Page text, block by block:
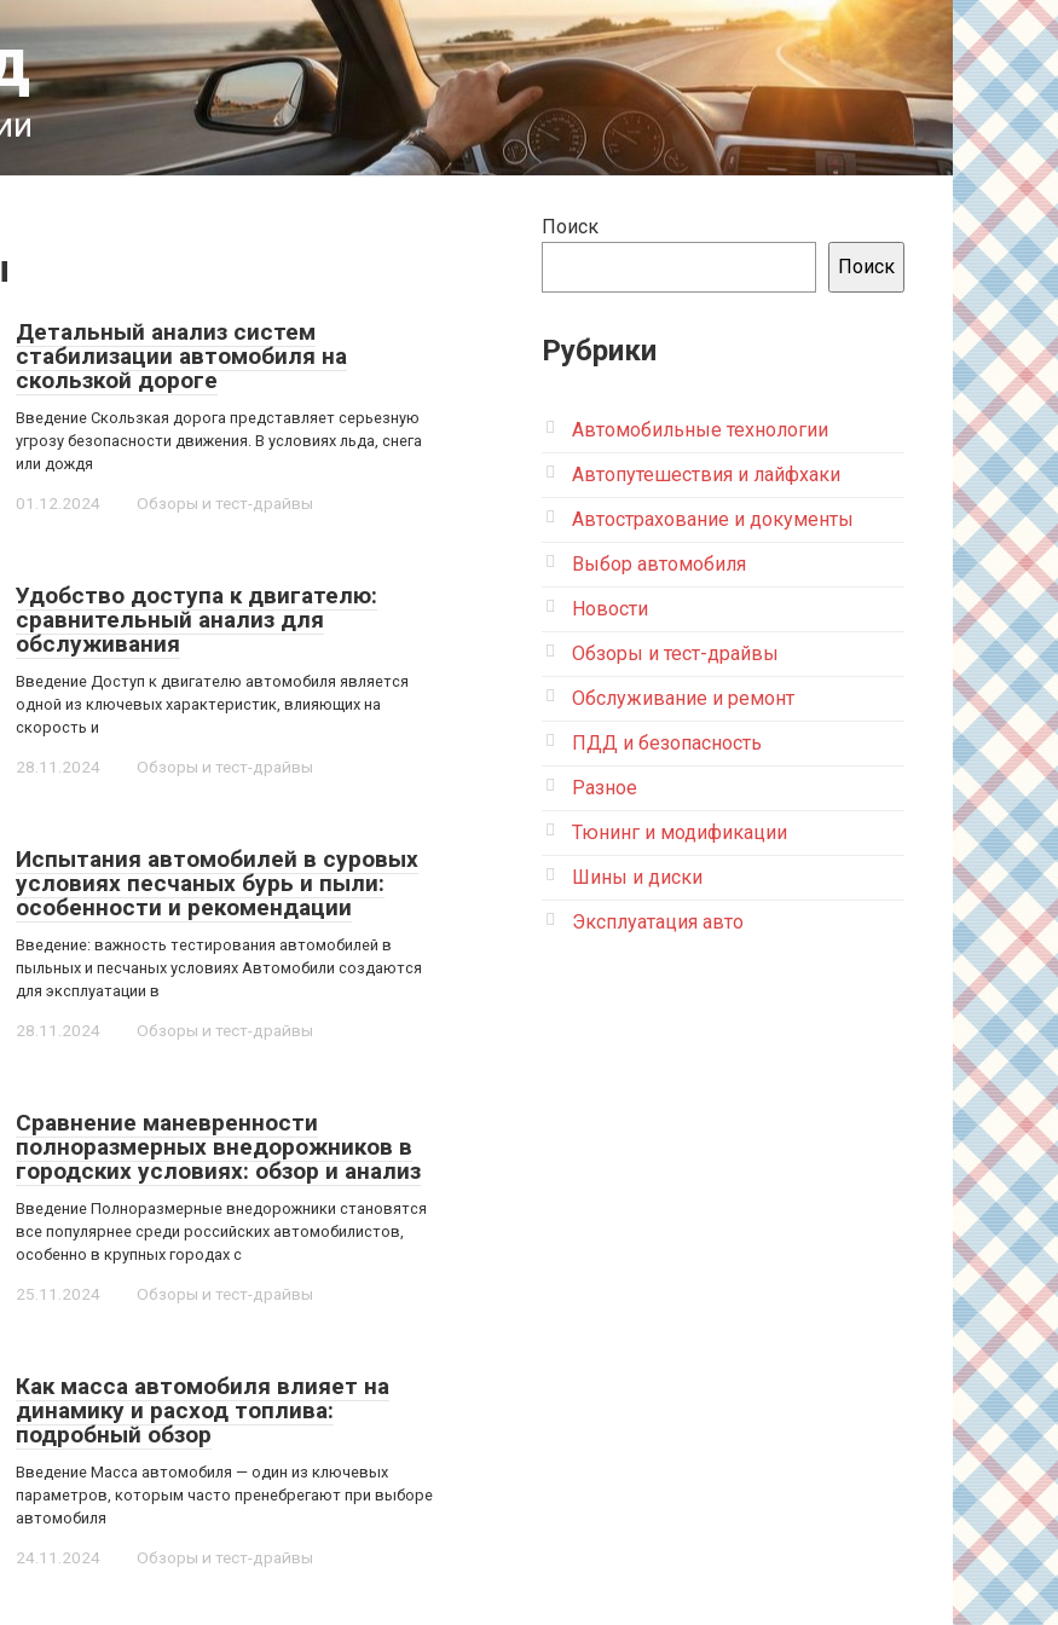
Детальный анализ систем
стабилизации автомобиля на
скользкой дороге
Введение Скользкая дорога представляет серьезную
угрозу безопасности движения. В условиях льда, снега
или дождя
01.12.2024 Обзоры и тест-драйвы
Удобство доступа к двигателю:
сравнительный анализ для
обслуживания
Введение Доступ к двигателю автомобиля является
одной из ключевых характеристик, влияющих на
скорость и
28.11.2024 Обзоры и тест-драйвы
Испытания автомобилей в суровых
условиях песчаных бурь и пыли:
особенности и рекомендации
Введение: важность тестирования автомобилей в
пыльных и песчаных условиях Автомобили создаются
для эксплуатации в
28.11.2024 Обзоры и тест-драйвы
Сравнение маневренности
полноразмерных внедорожников в
городских условиях: обзор и анализ
Введение Полноразмерные внедорожники становятся
все популярнее среди российских автомобилистов,
особенно в крупных городах с
25.11.2024 Обзоры и тест-драйвы
Как масса автомобиля влияет на
динамику и расход топлива:
подробный обзор
Введение Масса автомобиля — один из ключевых
параметров, которым часто пренебрегают при выборе
автомобиля
24.11.2024 Обзоры и тест-драйвы
Поиск
Поиск
Рубрики
Автомобильные технологии
Автопутешествия и лайфхаки
Автострахование и документы
Выбор автомобиля
Новости
Обзоры и тест-драйвы
Обслуживание и ремонт
ПДД и безопасность
Разное
Тюнинг и модификации
Шины и диски
Эксплуатация авто